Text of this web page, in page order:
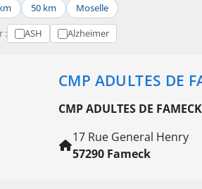
50 km Moselle
: ASH Alzheimer
CMP ADULTES DE
CMP ADULTES DE FAMECK
17 Rue General Henry
57290 Fameck